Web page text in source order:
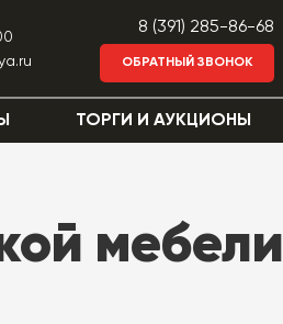
8 (391) 285-86-68
ОБРАТНЫЙ ЗВОНОК
ТОРГИ И АУКЦИОНЫ
мебели